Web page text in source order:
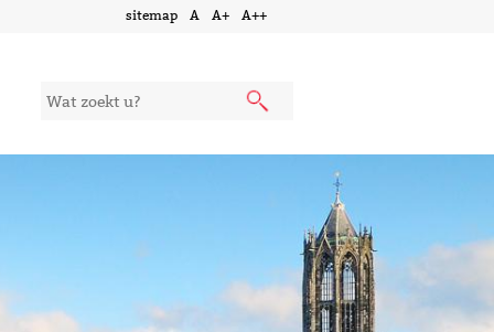
sitemap A A+ A++